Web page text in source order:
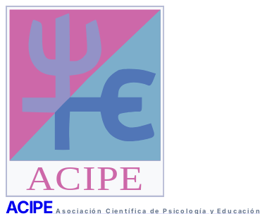
ACIPE
ACIPE Asociación Científica de Psicología y Educación